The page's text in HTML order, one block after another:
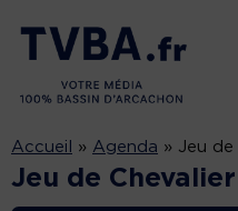
Accueil » Agenda » Jeu de
Jeu de